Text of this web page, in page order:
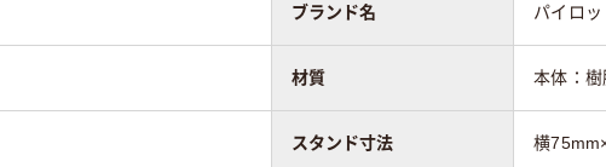
ブランド名 パイロッ
材質 本体：樹
スタンド寸法 横